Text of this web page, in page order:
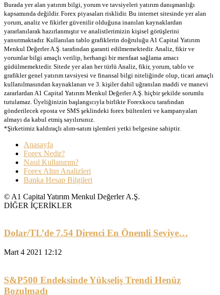
Burada yer alan yatırım bilgi, yorum ve tavsiyeleri yatırım danışmanlığı
kapsamında değildir. Forex piyasaları risklidir. Bu internet sitesinde yer alan
yorum, analiz ve fikirler güvenilir olduğuna inanılan kaynaklardan
yararlanılarak hazırlanmıştır ve analistlerimizin kişisel görüşlerini
yansıtmaktadır. Kullanılan tablo grafiklerin doğruluğu A1 Capital Yatırım
Menkul Değerler A.Ş. tarafından garanti edilmemektedir. Analiz, fikir ve
yorumlar bilgi amaçlı verilip, herhangi bir menfaat sağlama amacı
güdülmemektedir. Sitede yer alan her türlü Analiz, fikir, yorum, tablo ve
grafikler genel yatırım tavsiyesi ve finansal bilgi niteliğinde olup, ticari amaçlı
kullanılmasından kaynaklanan ve 3. kişiler dahil uğranılan maddi ve manevi
zararlardan A1 Capital Yatırım Menkul Değerler A.Ş. hiçbir şekilde sorumlu
tutulamaz. Üyeliğinizin başlangıcıyla birlikte Forexkocu tarafından
gönderilecek eposta ve SMS şeklindeki forex bültenleri ve kampanyaları
almayı da kabul etmiş sayılırsınız.
*Şirketimiz kaldıraçlı alım-satım işlemleri yetki belgesine sahiptir.
Anasayfa
Forex Nedir?
Nasıl Kullanırım?
Forex Altın Analizleri
Banka Hesap Bilgileri
© A1 Capital Yatırım Menkul Değerler A.Ş.
DİĞER İÇERİKLER
Dolar/TL’de 7.54 Direnci En Önemli Seviye…
Mart 4 2021 12:12
S&P500 Endeksinde Yükseliş Trendi Henüz
Bozulmadı